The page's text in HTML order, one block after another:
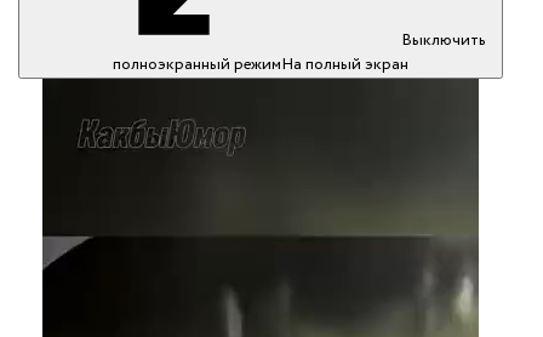
Выключить
полноэкранный режимНа полный экран